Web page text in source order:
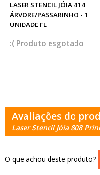
LASER STENCIL JÓIA 414
ÁRVORE/PASSARINHO - 1
UNIDADE FL
esgotado
Avaliações do
Laser Stencil Jóia 808
O que achou deste produto?